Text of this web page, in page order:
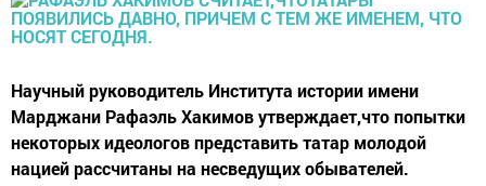
Научный руководитель Института истории имени
Марджани Рафаэль Хакимов утверждает,что попытки
некоторых идеологов представить татар молодой
нацией рассчитаны на несведущих обывателей.